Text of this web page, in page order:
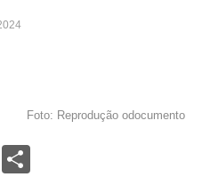
Foto: Reprodução odocumento
Share